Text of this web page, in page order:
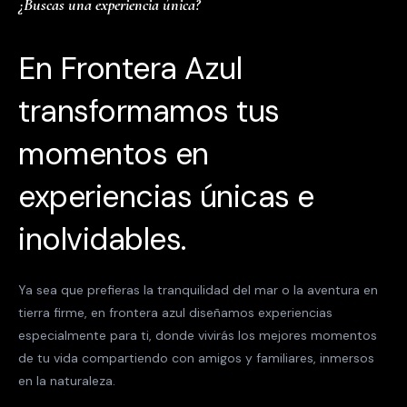
¿Buscas una experiencia única?
En Frontera Azul
transformamos tus
momentos en
experiencias únicas e
inolvidables.
Ya sea que prefieras la tranquilidad del mar o la aventura en
tierra firme, en frontera azul diseñamos experiencias
especialmente para ti, donde vivirás los mejores momentos
de tu vida compartiendo con amigos y familiares, inmersos
en la naturaleza.